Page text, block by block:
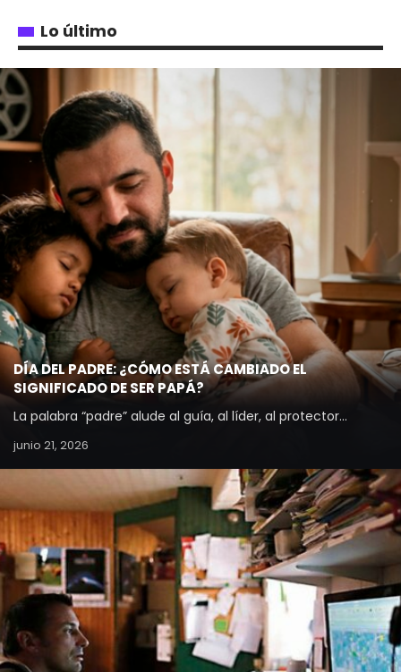
Lo último
DÍA DEL PADRE: ¿CÓMO ESTÁ CAMBIADO EL
SIGNIFICADO DE SER PAPÁ?
La palabra “padre” alude al guía, al líder, al protector…
junio 21, 2026